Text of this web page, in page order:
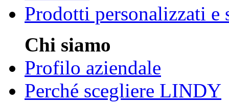
Prodotti personalizzati e
Chi siamo
Profilo aziendale
Perché scegliere LINDY